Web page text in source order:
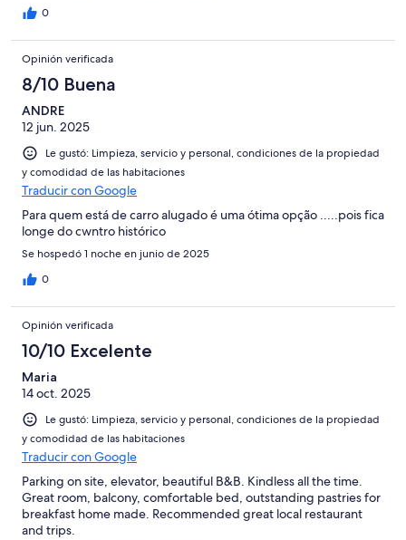
0
Opinión verificada
8/10 Buena
ANDRE
12 jun. 2025
Le gustó: Limpieza, servicio y personal, condiciones de la propiedad
y comodidad de las habitaciones
Traducir con Google
Para quem está de carro alugado é uma ótima opção .....pois fica
longe do cwntro histórico
Se hospedó 1 noche en junio de 2025
0
Opinión verificada
10/10 Excelente
Maria
14 oct. 2025
Le gustó: Limpieza, servicio y personal, condiciones de la propiedad
y comodidad de las habitaciones
Traducir con Google
Parking on site, elevator, beautiful B&B. Kindless all the time.
Great room, balcony, comfortable bed, outstanding pastries for
breakfast home made. Recommended great local restaurant
and trips.